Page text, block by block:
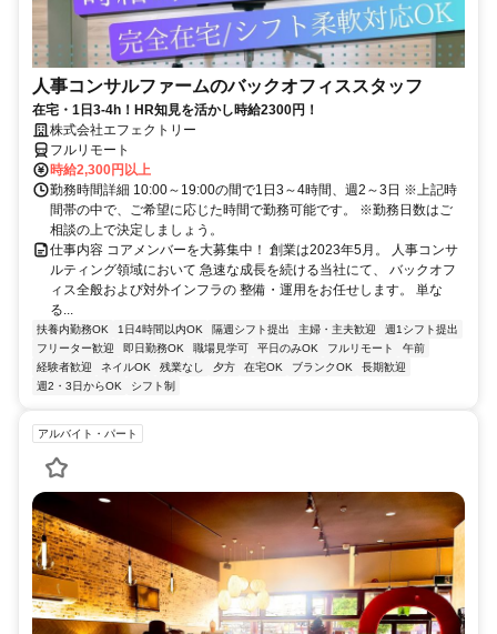
人事コンサルファームのバックオフィススタッフ
在宅・1日3-4h！HR知見を活かし時給2300円！
株式会社エフェクトリー
フルリモート
時給2,300円以上
勤務時間詳細 10:00～19:00の間で1日3～4時間、週2～3日 ※上記時
間帯の中で、ご希望に応じた時間で勤務可能です。 ※勤務日数はご
相談の上で決定しましょう。
仕事内容 コアメンバーを大募集中！ 創業は2023年5月。 人事コンサ
ルティング領域において 急速な成長を続ける当社にて、 バックオフ
ィス全般および対外インフラの 整備・運用をお任せします。 単な
る...
扶養内勤務OK 1日4時間以内OK 隔週シフト提出 主婦・主夫歓迎
週1シフト提出
フリーター歓迎
即日勤務OK 職場見学可 平日のみOK フルリモート
午前
経験者歓迎
ネイルOK 残業なし 夕方 在宅OK ブランクOK
長期歓迎
週2・3日からOK
シフト制
アルバイト・パート